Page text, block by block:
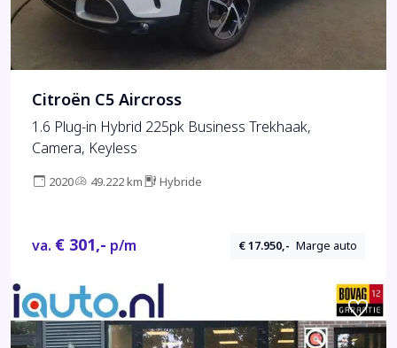
Citroën C5 Aircross
1.6 Plug-in Hybrid 225pk Business Trekhaak,
Camera, Keyless
2020 49.222 km Hybride
va. € 301,- p/m € 17.950,- Marge auto